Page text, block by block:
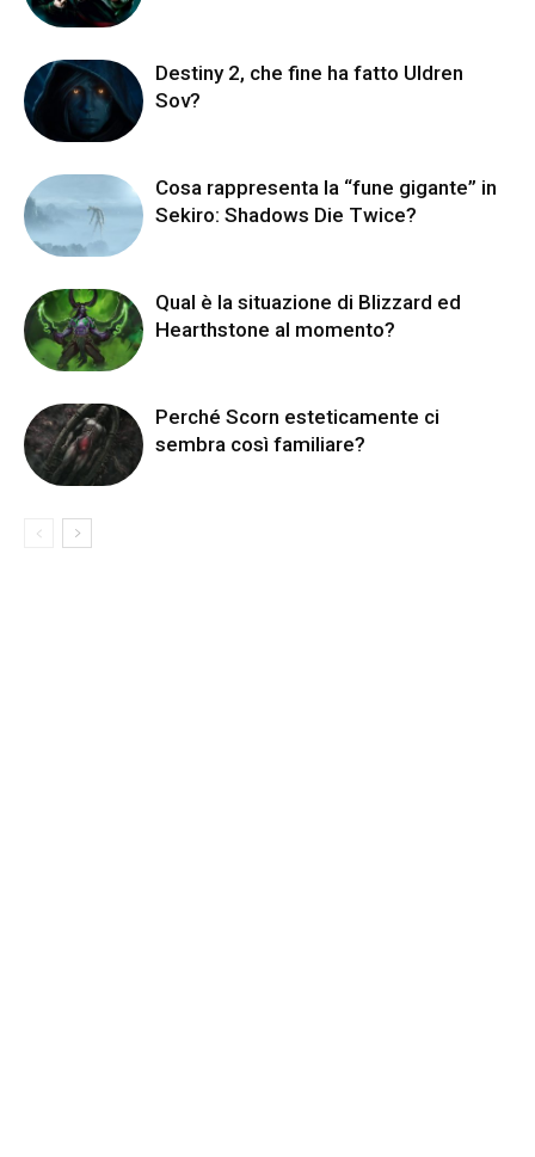
Destiny 2, che fine ha fatto Uldren
Sov?
Cosa rappresenta la “fune gigante” in
Sekiro: Shadows Die Twice?
Qual è la situazione di Blizzard ed
Hearthstone al momento?
Perché Scorn esteticamente ci
sembra così familiare?